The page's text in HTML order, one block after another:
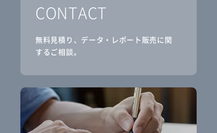
CONTACT
無料見積り、データ・レポート販売に関
するご相談。